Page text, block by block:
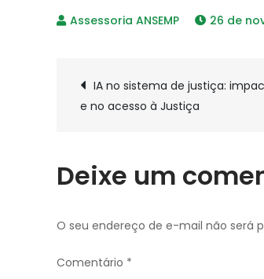
26 de
Post
IA no sistema de justiça:
e no acesso à Justiça
Deixe um
O seu endereço de e-mail não será
Comentário *